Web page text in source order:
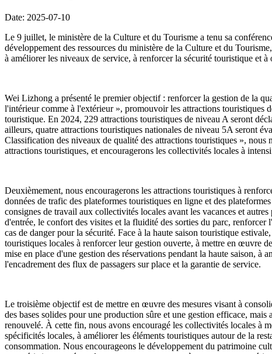
Date: 2025-07-10
Le 9 juillet, le ministère de la Culture et du Tourisme a tenu sa
développement des ressources du ministère de la Culture et du
à améliorer les niveaux de service, à renforcer la sécurité touristique et
Wei Lizhong a présenté le premier objectif : renforcer la gestion de la
l'intérieur comme à l'extérieur », promouvoir les attractions touristiques
touristique. En 2024, 229 attractions touristiques de niveau A seront
ailleurs, quatre attractions touristiques nationales de niveau 5A seront
Classification des niveaux de qualité des attractions touristiques »,
attractions touristiques, et encouragerons les collectivités locales à
Deuxièmement, nous encouragerons les attractions touristiques à
données de trafic des plateformes touristiques en ligne et des
consignes de travail aux collectivités locales avant les vacances et
d'entrée, le confort des visites et la fluidité des sorties du parc,
cas de danger pour la sécurité. Face à la haute saison touristique
touristiques locales à renforcer leur gestion ouverte, à mettre en œuvre
mise en place d'une gestion des réservations pendant la haute saison,
l'encadrement des flux de passagers sur place et la garantie de service.
Le troisième objectif est de mettre en œuvre des mesures visant à
des bases solides pour une production sûre et une gestion efficace,
renouvelé. À cette fin, nous avons encouragé les collectivités locales à
spécificités locales, à améliorer les éléments touristiques autour de la
consommation. Nous encourageons le développement du patrimoine